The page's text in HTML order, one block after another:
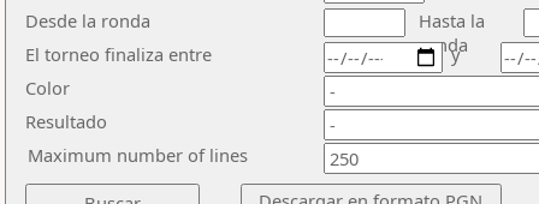
Desde la ronda
Hasta la
ronda
El torneo finaliza entre
Color
Resultado
y
Maximum number of lines